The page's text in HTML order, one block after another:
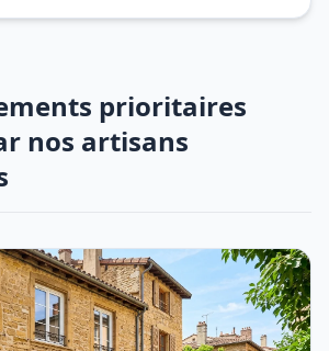
prioritaires
nos artisans